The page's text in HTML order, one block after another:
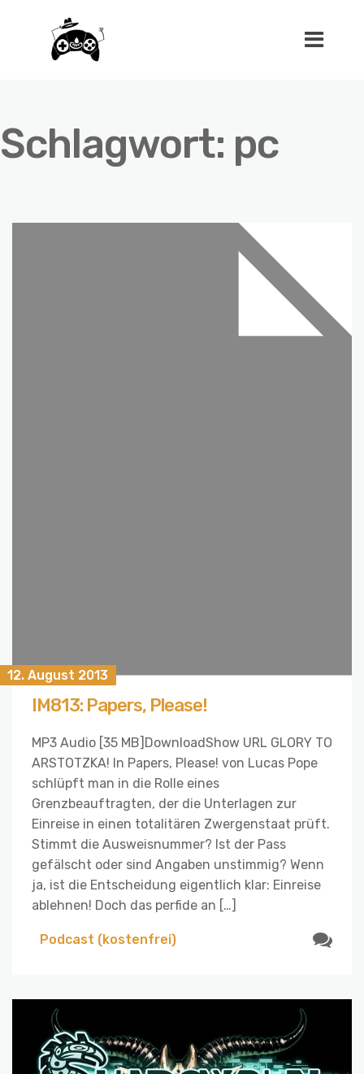
Schlagwort: pc
12. August 2013
IM813: Papers, Please!
MP3 Audio [35 MB]DownloadShow URL GLORY TO
ARSTOTZKA! In Papers, Please! von Lucas Pope
schlüpft man in die Rolle eines
Grenzbeauftragten, der die Unterlagen zur
Einreise in einen totalitären Zwergenstaat prüft.
Stimmt die Ausweisnummer? Ist der Pass
gefälscht oder sind Angaben unstimmig? Wenn
ja, ist die Entscheidung eigentlich klar: Einreise
ablehnen! Doch das perfide an […]
Podcast (kostenfrei)